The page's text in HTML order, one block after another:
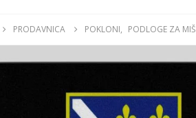
PRODAVNICA POKLONI, PODLOGE ZA MIŠ